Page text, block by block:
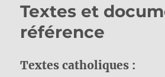
Textes et
référence
Textes catholiques :